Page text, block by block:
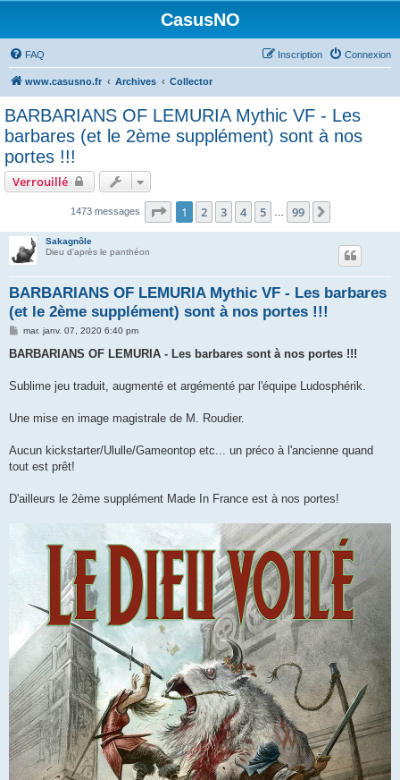
CasusNO
FAQ Connexion
Inscription
www.casusno.fr Archives Collector
BARBARIANS OF LEMURIA Mythic VF - Les
barbares (et le 2ème supplément) sont à nos
portes !!!
Verrouillé
1473 messages Page 1sur99
1 2 3 4 5 99
Sakagnôle
Dieu d'après le panthéon
BARBARIANS OF LEMURIA Mythic VF - Les barbares
(et le 2ème supplément) sont à nos portes !!!
M
s
g
mar. janv. 07, 2020 6:40 pm
BARBARIANS OF LEMURIA - Les barbares sont à nos portes !!!
Sublime jeu traduit, augmenté et argémenté par l'équipe Ludosphérik.
Une mise en image magistrale de M. Roudier.
Aucun kickstarter/Ululle/Gameontop etc... un préco à l'ancienne quand
tout est prêt!
D'ailleurs le 2ème supplément Made In France est à nos portes!